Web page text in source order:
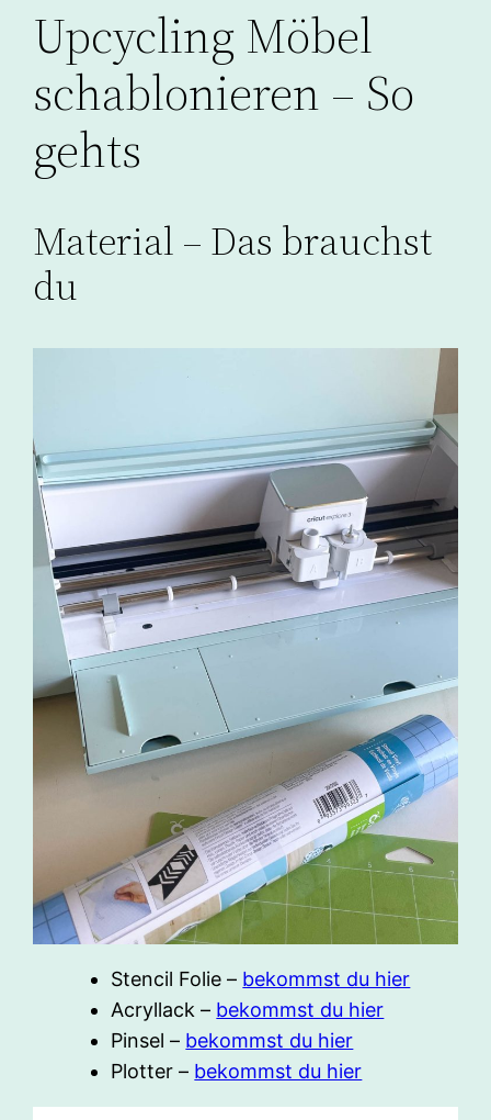
Upcycling Möbel
schablonieren – So
gehts
Material – Das brauchst
du
Stencil Folie – bekommst du hier
Acryllack – bekommst du hier
Pinsel – bekommst du hier
Plotter – bekommst du hier